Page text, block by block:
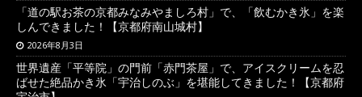
「道の駅お茶の京都みなみやましろ村」で、「飲むかき氷」を楽
しんできました！【京都府南山城村】
2026年8月3日
世界遺産「平等院」の門前「赤門茶屋」で、アイスクリームを忍
ばせた絶品かき氷「宇治しのぶ」を堪能してきました！【京都府